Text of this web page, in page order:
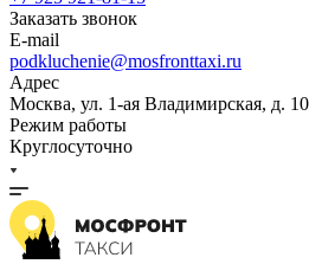
Заказать звонок
E-mail
podkluchenie@mosfronttaxi.ru
Адрес
Москва, ул. 1-ая Владимирская, д.
Режим работы
Круглосуточно